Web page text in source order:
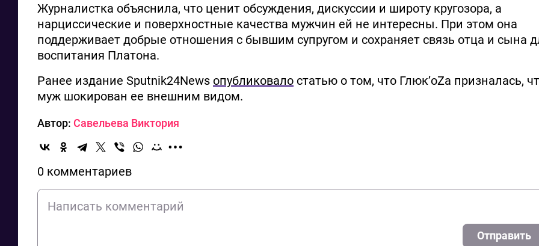
Журналистка объяснила, что ценит обсуждения, дискуссии и широту кругозора, а
нарциссические и поверхностные качества мужчин ей не интересны. При этом она
поддерживает добрые отношения с бывшим супругом и сохраняет связь отца и сына
воспитания Платона.
Ранее издание Sputnik24News опубликовало статью о том, что Глюк’oZа призналась,
муж шокирован ее внешним видом.
Автор: Савельева Виктория
0 комментариев
Отправить